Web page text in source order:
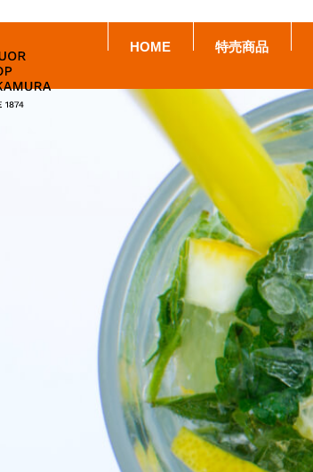
HOME 特売商品